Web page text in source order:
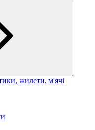
жилети, м'ячі